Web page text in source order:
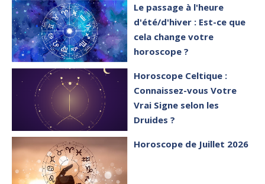
Le passage à l'heure
d'été/d'hiver : Est-ce que
cela change votre
horoscope ?
Horoscope Celtique :
Connaissez-vous Votre
Vrai Signe selon les
Druides ?
Horoscope de Juillet 2026